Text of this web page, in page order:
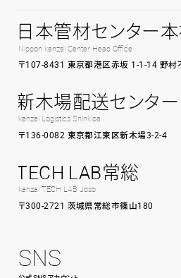
日本管材センター
Nippon kanzai Center Head Office
〒107-8431 東京都港区赤坂 1-1-14 野村
新木場配送センター
kanzai Logistics Shinkiba
〒136-0082 東京都江東区新木場3-2-4
TECH LAB常総
kanzai TECH LAB Joso
〒300-2721 茨城県常総市篠山180
SNS